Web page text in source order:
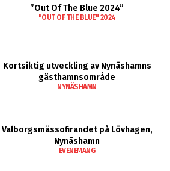
”Out Of The Blue 2024”
"OUT OF THE BLUE" 2024
Kortsiktig utveckling av Nynäshamns
gästhamnsområde
NYNÄSHAMN
Valborgsmässofirandet på Lövhagen,
Nynäshamn
EVENEMANG